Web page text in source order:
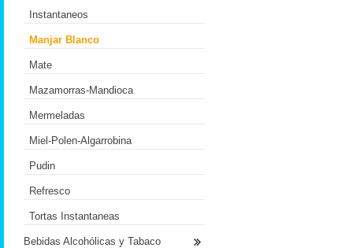
Instantaneos
Manjar Blanco
Mate
Mazamorras-Mandioca
Mermeladas
Miel-Polen-Algarrobina
Pudin
Refresco
Tortas Instantaneas
Bebidas Alcohólicas y Tabaco